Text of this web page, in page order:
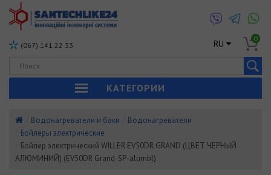
(067) 141 22 33 RU 0
КАТЕГОРИИ
Водонагреватели и баки
Водонагреватели
Бойлеры электрические
Бойлер электрический WILLER EV50DR GRAND (ЦВЕТ ЧЕРНЫЙ
АЛЮМИНИЙ) (EV50DR Grand-SP-alumbl)